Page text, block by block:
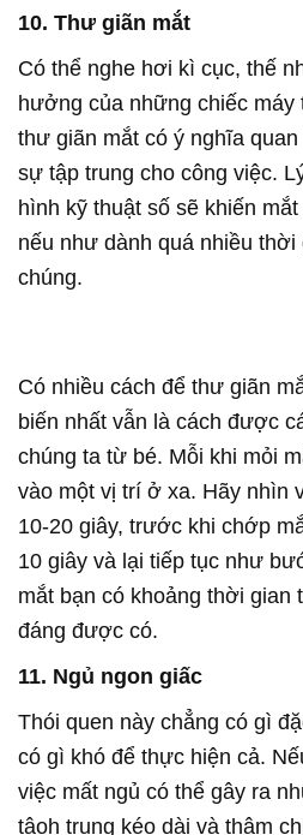
10. Thư giãn mắt
Có thể nghe hơi kì cục, thế
hưởng của những chiếc máy
thư giãn mắt có ý nghĩa
sự tập trung cho công việc.
hình kỹ thuật số sẽ khiến
nếu như dành quá nhiều thời
chúng.
Có nhiều cách để thư giãn
biến nhất vẫn là cách được
chúng ta từ bé. Mỗi khi mỏi
vào một vị trí ở xa. Hãy nhìn
10-20 giây, trước khi chớp
10 giây và lại tiếp tục như
mắt bạn có khoảng thời gian
đáng được có.
11. Ngủ ngon giấc
Thói quen này chẳng có gì
có gì khó để thực hiện cả.
việc mất ngủ có thể gây ra
tâoh trung kéo dài và thậm